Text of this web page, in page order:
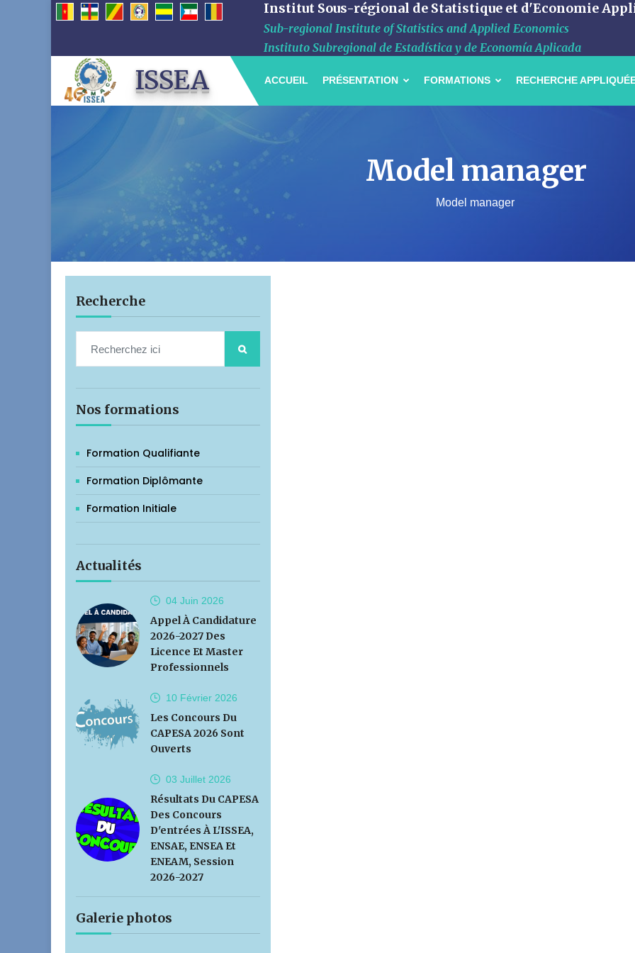
Institut Sous-régional de Statistique et d'Economie
Sub-regional Institute of Statistics and Applied Economics
Instituto Subregional de Estadística y de Economía Aplicada
ISSEA ACCUEIL PRÉSENTATION FORMATIONS RECHERCHE
Model manager
Model manager
Recherche
Nos formations
Formation Qualifiante
Formation Diplômante
Formation Initiale
Actualités
04 Juin 2026
Appel À Candidature
2026-2027 Des
Licence Et Master
Professionnels
10 Février 2026
Les Concours Du
CAPESA 2026 Sont
Ouverts
03 Juillet 2026
Résultats Du CAPESA
Des Concours
D'entrées À L'ISSEA,
ENSAE, ENSEA Et
ENEAM, Session
2026-2027
Galerie photos